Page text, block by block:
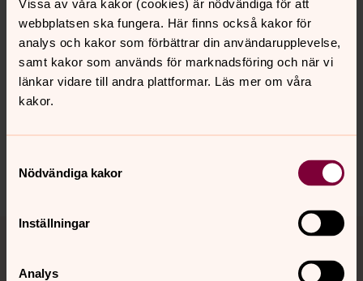
Vissa av våra kakor (cookies) är nödvändiga för att
webbplatsen ska fungera. Här finns också kakor för
analys och kakor som förbättrar din användarupplevelse,
samt kakor som används för marknadsföring och när vi
länkar vidare till andra plattformar. Läs mer om våra
kakor.
Nödvändiga kakor
Inställningar
Analys
Senast ändrad 9 april 2026
Synpunkter eller frågor på sidans
Dela
Tillbaka till toppen
Tillbaka till innehållet